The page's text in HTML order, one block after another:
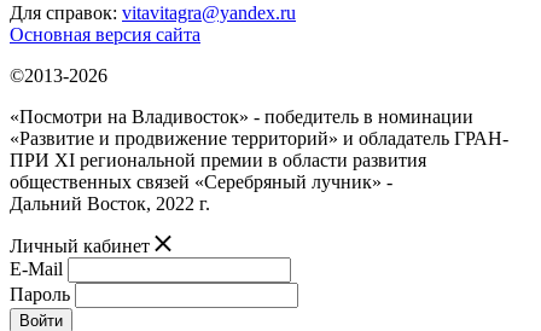
Для справок: vitavitagra@yandex.ru
Основная версия сайта
©2013-2026
«Посмотри на Владивосток» - победитель в номинации
«Развитие и продвижение территорий» и обладатель ГРАН-
ПРИ XI региональной премии в области развития
общественных связей «Серебряный лучник» -
Дальний Восток, 2022 г.
Личный кабинет
E-Mail
Пароль
Войти